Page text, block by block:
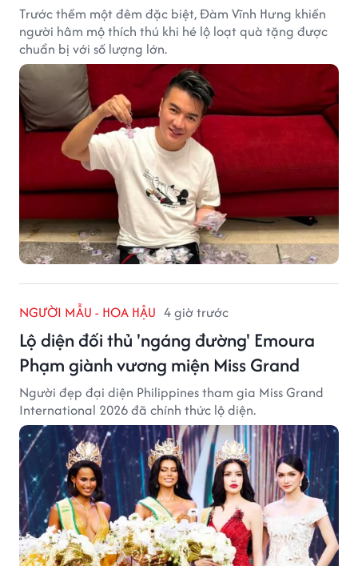
Trước thềm một đêm đặc biệt, Đàm Vĩnh Hưng khiến
người hâm mộ thích thú khi hé lộ loạt quà tặng được
chuẩn bị với số lượng lớn.
NGƯỜI MẪU - HOA HẬU 4 giờ trước
Lộ diện đối thủ 'ngáng đường' Emoura
Phạm giành vương miện Miss Grand
Người đẹp đại diện Philippines tham gia Miss Grand
International 2026 đã chính thức lộ diện.